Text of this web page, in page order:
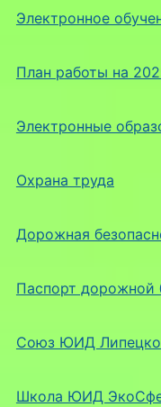
Электронное
План работы на
Электронные
Охрана труда
Дорожная
Паспорт дорожной
Союз ЮИД
Школа ЮИД